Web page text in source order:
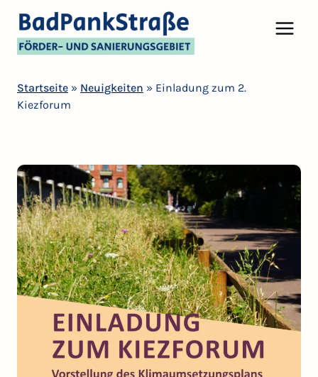
Startseite » Neuigkeiten » Einladung zum 2.
Kiezforum